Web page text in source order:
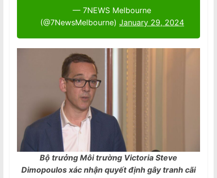
— 7NEWS Melbourne
(@7NewsMelbourne) January 29, 2024
Bộ trưởng Môi trường Victoria Steve
Dimopoulos xác nhận quyết định gây tranh cãi